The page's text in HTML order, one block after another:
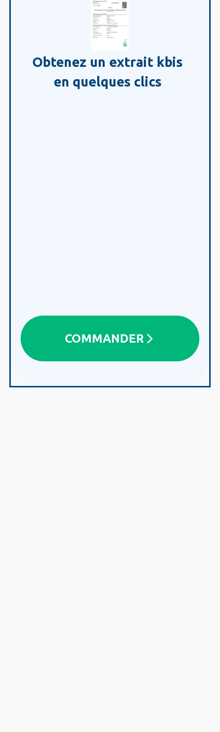
Obtenez un extrait kbis
en quelques clics
COMMANDER